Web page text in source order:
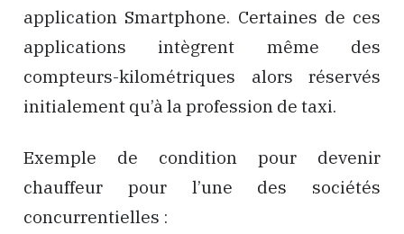
application Smartphone. Certaines de ces
applications intègrent même des
compteurs-kilométriques alors réservés
initialement qu’à la profession de taxi.
Exemple de condition pour devenir
chauffeur pour l’une des sociétés
concurrentielles :